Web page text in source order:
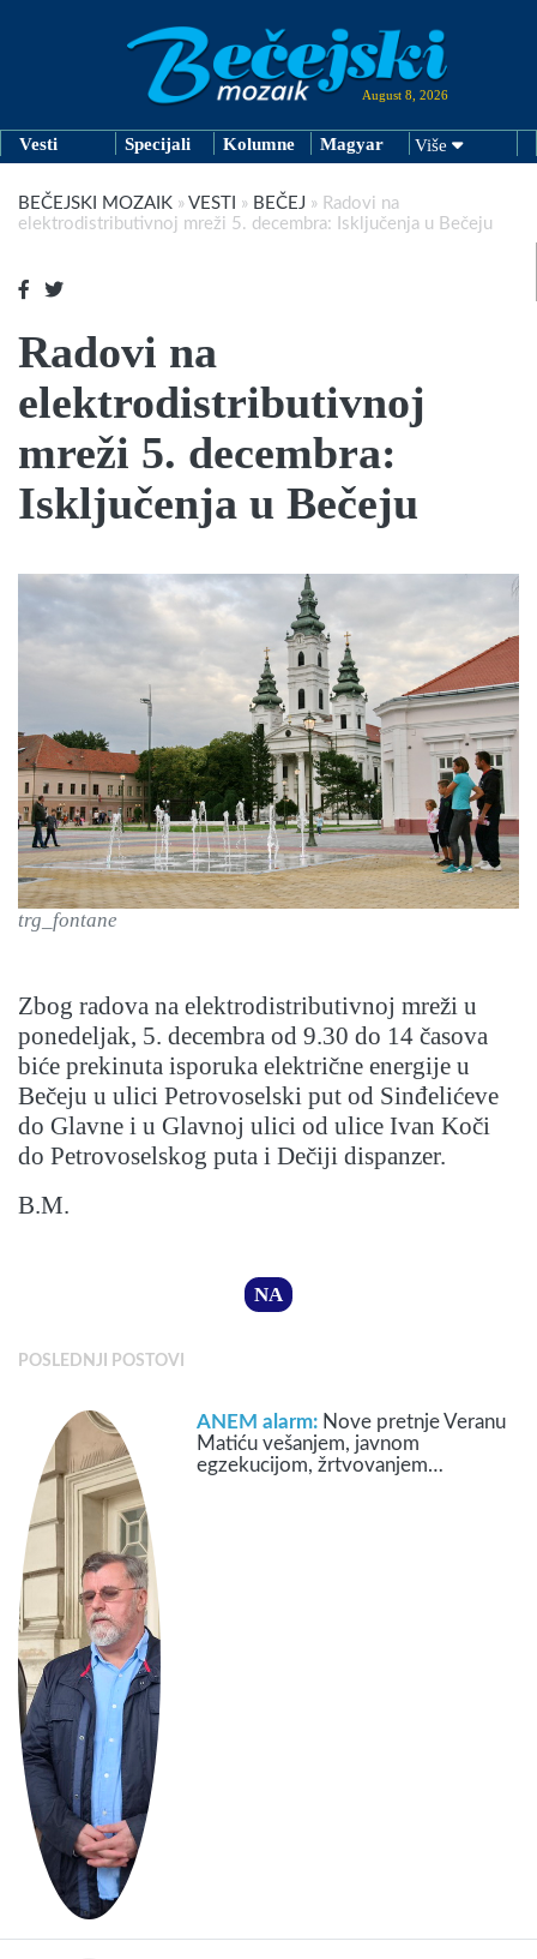
August 8, 2026
Vesti Specijali Kolumne Magyar Više
BEČEJSKI MOZAIK » VESTI » BEČEJ » Radovi na
elektrodistributivnoj mreži 5. decembra: Isključenja u Bečeju
Radovi na
elektrodistributivnoj
mreži 5. decembra:
Isključenja u Bečeju
trg_fontane
Zbog radova na elektrodistributivnoj mreži u
ponedeljak, 5. decembra od 9.30 do 14 časova
biće prekinuta isporuka električne energije u
Bečeju u ulici Petrovoselski put od Sinđelićeve
do Glavne i u Glavnoj ulici od ulice Ivan Koči
do Petrovoselskog puta i Dečiji dispanzer.
B.M.
NA
POSLEDNJI POSTOVI
ANEM alarm: Nove pretnje Veranu
Matiću vešanjem, javnom
egzekucijom, žrtvovanjem…